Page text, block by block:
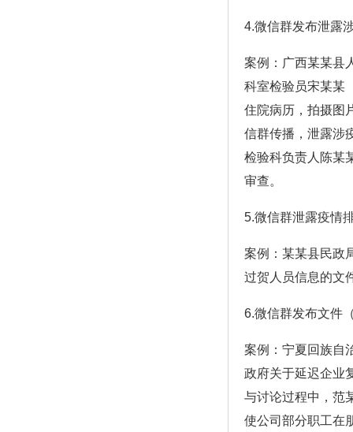
4.微信群发布泄露
案例：广西某某县
科室检验员宋某某
住院病历，拍摄图
信群传播，泄露涉
检验科负责人陈某
审查。
5.微信群泄露疫情
案例：某某县民政
过贺人员信息的文
6.微信群发布文件
案例：宁夏回族自
政府关于延迟企业
与讨论过程中，范
使公司部分职工在